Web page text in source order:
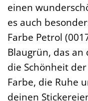
einen
es auch
Farbe Petrol
Blaugrün, das an
die Schönheit
Farbe, die Ruhe
deinen